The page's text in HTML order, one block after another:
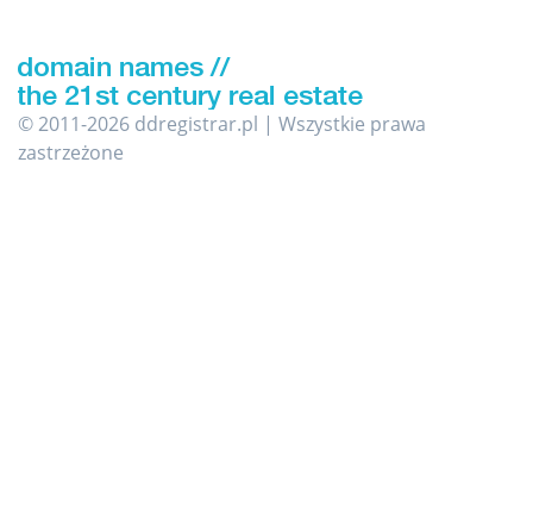
© 2011-2026 ddregistrar.pl | Wszystkie prawa
zastrzeżone